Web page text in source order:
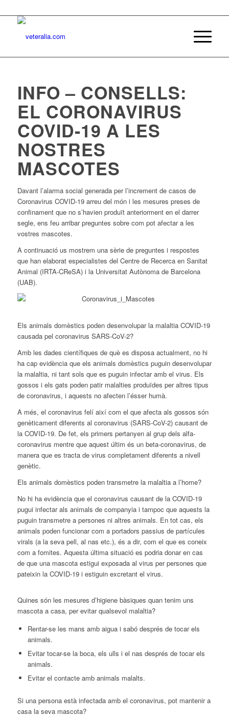
INFO – CONSELLS:
EL CORONAVIRUS
COVID-19 A LES
NOSTRES
MASCOTES
Davant l’alarma social generada per l’increment de casos de
Coronavirus COVID-19 arreu del món i les mesures preses de
confinament que no s’havien produït anteriorment en el darrer
segle, ens feu arribar preguntes sobre com pot afectar a les
vostres mascotes.
A continuació us mostrem una sèrie de preguntes i respostes
que han elaborat especialistes del Centre de Recerca en Sanitat
Animal (IRTA-CReSA) i la Universitat Autònoma de Barcelona
(UAB).
Els animals domèstics poden desenvolupar la malaltia COVID-19
causada pel coronavirus SARS-CoV-2?
Amb les dades científiques de què es disposa actualment, no hi
ha cap evidència que els animals domèstics puguin desenvolupar
la malaltia, ni tant sols que es puguin infectar amb el virus. Els
gossos i els gats poden patir malalties produïdes per altres tipus
de coronavirus, i aquests no afecten l’ésser humà.
A més, el coronavirus felí així com el que afecta als gossos són
genèticament diferents al coronavirus (SARS-CoV-2) causant de
la COVID-19. De fet, els primers pertanyen al grup dels alfa-
coronavirus mentre que aquest últim és un beta-coronavirus, de
manera que es tracta de virus completament diferents a nivell
genètic.
Els animals domèstics poden transmetre la malaltia a l’home?
No hi ha evidència que el coronavirus causant de la COVID-19
pugui infectar als animals de companyia i tampoc que aquests la
puguin transmetre a persones ni altres animals. En tot cas, els
animals poden funcionar com a portadors passius de partícules
virals (a la seva pell, al nas etc.), és a dir, com el que es coneix
com a fomites. Aquesta última situació es podria donar en cas
de que una mascota estigui exposada al virus per persones que
pateixin la COVID-19 i estiguin excretant el virus.
Quines són les mesures d’higiene bàsiques quan tenim uns
mascota a casa, per evitar qualsevol malaltia?
Rentar-se les mans amb aigua i sabó després de tocar els
animals.
Evitar tocar-se la boca, els ulls i el nas després de tocar els
animals.
Evitar el contacte amb animals malalts.
Si una persona està infectada amb el coronavirus, pot mantenir a
casa la seva mascota?